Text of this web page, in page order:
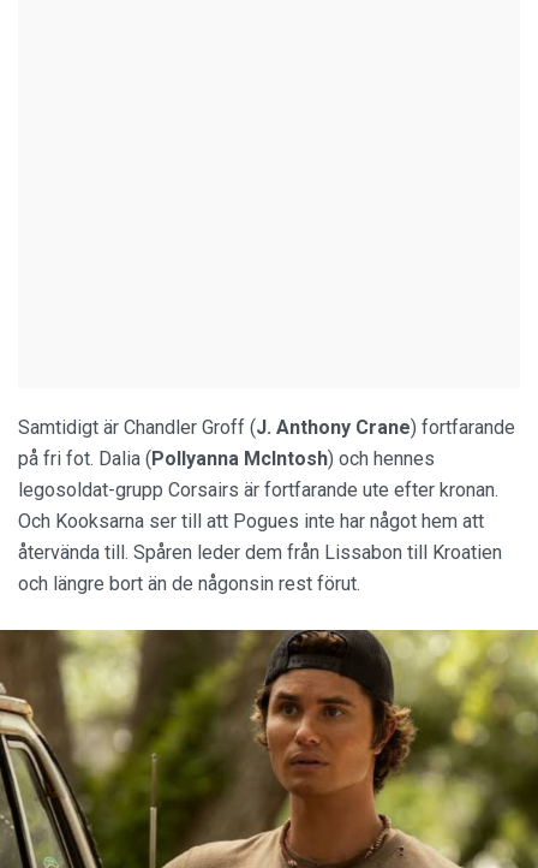
Samtidigt är Chandler Groff (J. Anthony Crane) fortfarande
på fri fot. Dalia (Pollyanna McIntosh) och hennes
legosoldat-grupp Corsairs är fortfarande ute efter kronan.
Och Kooksarna ser till att Pogues inte har något hem att
återvända till. Spåren leder dem från Lissabon till Kroatien
och längre bort än de någonsin rest förut.